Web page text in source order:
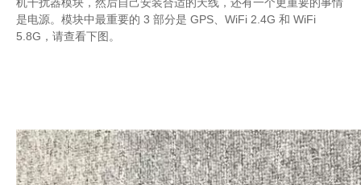
是电源。模块中最重要的 3 部分是 GPS、WiFi 2.4G 和 WiFi
5.8G，请查看下图。